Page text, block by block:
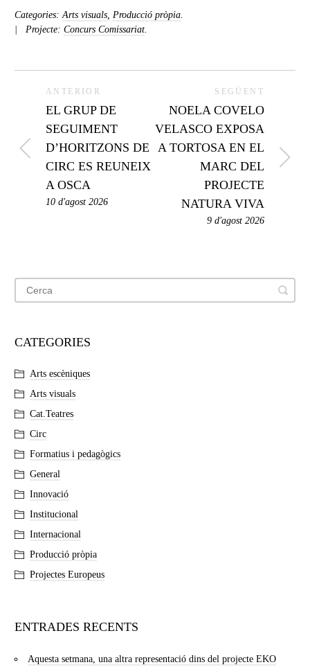
Categories: Arts visuals Producció pròpia
Projecte: Concurs Comissariat
ANTERIOR
EL GRUP DE
SEGUIMENT
D’HORITZONS DE
CIRC ES REUNEIX
A OSCA
10 d'agost 2026
SEGÜENT
NOELA COVELO
VELASCO EXPOSA
A TORTOSA EN EL
MARC DEL
PROJECTE
NATURA VIVA
9 d'agost 2026
CATEGORIES
Arts escèniques
Arts visuals
Cat.Teatres
Circ
Formatius i pedagògics
General
Innovació
Institucional
Internacional
Producció pròpia
Projectes Europeus
ENTRADES RECENTS
Aquesta setmana, una altra representació dins del projecte EKO